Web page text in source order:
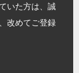
いた方は、誠
改めてご登録